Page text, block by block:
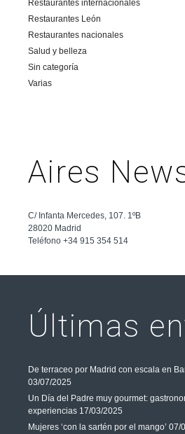
Restaurantes internacionales
Restaurantes León
Restaurantes nacionales
Salud y belleza
Sin categoría
Varias
Aires
C/ Infanta Mercedes, 107. 1ºB
28020 Madrid
Teléfono +34 915 354 514
Últimas
De terraceo por Madrid con escala en
03/07/2025
Un Día del Padre muy gourmet:
experiencias 17/03/2025
Mujeres ‘con la sartén por el mango’ 07/